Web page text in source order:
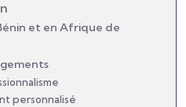
et en Afrique de
personnalisé